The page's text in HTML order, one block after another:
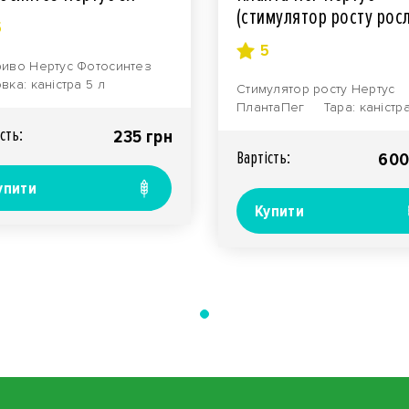
Нертус Фотосинтез
каністра 5 л
235 грн
(стимулятор росту
5
Стимулятор росту Нертус
ПлантаПег Тара: каністра
Вартiсть:
Купити